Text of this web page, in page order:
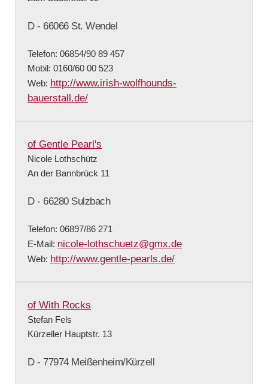
D - 66066 St. Wendel
Telefon: 06854/90 89 457
Mobil: 0160/60 00 523
Web: http://www.irish-wolfhounds-
bauerstall.de/
of Gentle Pearl's
Nicole Lothschütz
An der Bannbrück 11
D - 66280 Sulzbach
Telefon: 06897/86 271
E-Mail: nicole-lothschuetz@gmx.de
Web: http://www.gentle-pearls.de/
of With Rocks
Stefan Fels
Kürzeller Hauptstr. 13
D - 77974 Meißenheim/Kürzell